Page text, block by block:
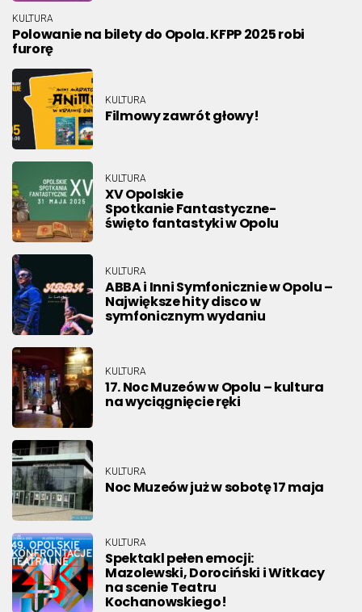
KULTURA
Polowanie na bilety do Opola. KFPP 2025 robi
furorę
KULTURA
Filmowy zawrót głowy!
KULTURA
XV Opolskie
Spotkanie Fantastyczne-
święto fantastyki w Opolu
KULTURA
ABBA i Inni Symfonicznie w Opolu –
Największe hity disco w
symfonicznym wydaniu
KULTURA
17. Noc Muzeów w Opolu – kultura
na wyciągnięcie ręki
KULTURA
Noc Muzeów już w sobotę 17 maja
KULTURA
Spektakl pełen emocji:
Mazolewski, Dorociński i Witkacy
na scenie Teatru
Kochanowskiego!